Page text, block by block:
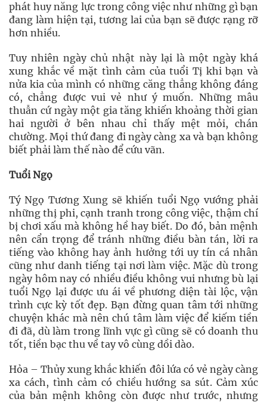
phát huy năng lực trong công việc như những gì bạn
đang làm hiện tại, tương lai của bạn sẽ được rạng rỡ
hơn nhiều.
Tuy nhiên ngày chủ nhật này lại là một ngày khá
xung khắc về mặt tình cảm của tuổi Tị khi bạn và
nửa kia của mình có những căng thẳng không đáng
có, chẳng được vui vẻ như ý muốn. Những mâu
thuẫn cứ ngày một gia tăng khiến khoảng thời gian
hai người ở bên nhau chỉ thấy mệt mỏi, chán
chường. Mọi thứ đang đi ngày càng xa và bạn không
biết phải làm thế nào để cứu vãn.
Tuổi Ngọ
Tý Ngọ Tương Xung sẽ khiến tuổi Ngọ vướng phải
những thị phi, cạnh tranh trong công việc, thậm chí
bị chơi xấu mà không hề hay biết. Do đó, bản mệnh
nên cẩn trọng để tránh những điều bàn tán, lời ra
tiếng vào không hay ảnh hưởng tới uy tín cá nhân
cũng như danh tiếng tại nơi làm việc. Mặc dù trong
ngày hôm nay có nhiều điều không vui nhưng bù lại
tuổi Ngọ lại được ưu ái về phương diện tài lộc, vận
trình cực kỳ tốt đẹp. Bạn đừng quan tâm tới những
chuyện khác mà nên chú tâm làm việc để kiếm tiền
đi đã, dù làm trong lĩnh vực gì cũng sẽ có doanh thu
tốt, tiền bạc thu về tay vô cùng dồi dào.
Hỏa – Thủy xung khắc khiến đôi lứa có vẻ ngày càng
xa cách, tình cảm có chiều hướng sa sút. Cảm xúc
của bản mệnh không còn được như trước, nhưng